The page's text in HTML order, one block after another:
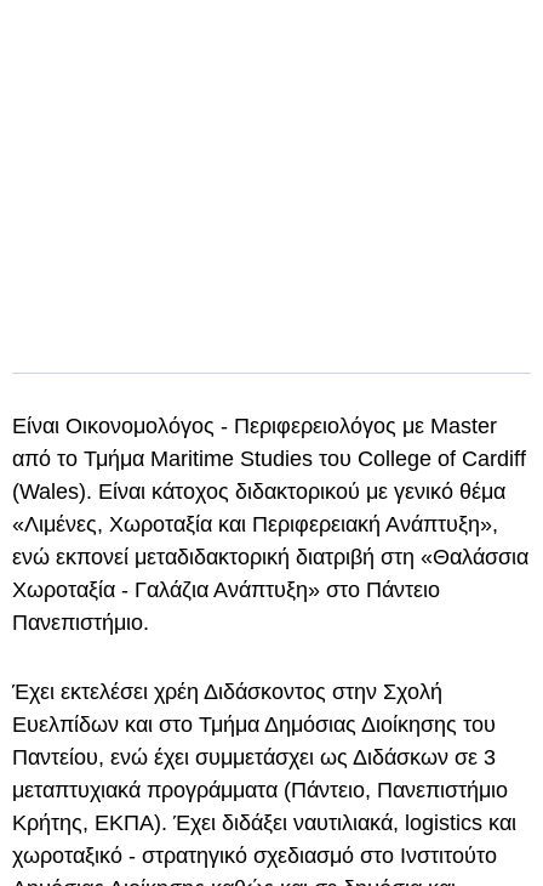
Είναι Οικονομολόγος - Περιφερειολόγος με Master
από το Τμήμα Maritime Studies του College of Cardiff
(Wales). Είναι κάτοχος διδακτορικού με γενικό θέμα
«Λιμένες, Χωροταξία και Περιφερειακή Ανάπτυξη»,
ενώ εκπονεί μεταδιδακτορική διατριβή στη «Θαλάσσια
Χωροταξία - Γαλάζια Ανάπτυξη» στο Πάντειο
Πανεπιστήμιο.
Έχει εκτελέσει χρέη Διδάσκοντος στην Σχολή
Ευελπίδων και στο Τμήμα Δημόσιας Διοίκησης του
Παντείου, ενώ έχει συμμετάσχει ως Διδάσκων σε 3
μεταπτυχιακά προγράμματα (Πάντειο, Πανεπιστήμιο
Κρήτης, ΕΚΠΑ). Έχει διδάξει ναυτιλιακά, logistics και
χωροταξικό - στρατηγικό σχεδιασμό στο Ινστιτούτο